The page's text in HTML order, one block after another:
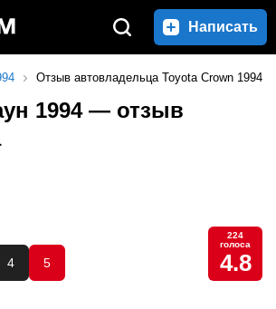
Написать
Отзыв автовладельца Toyota Crown 1994
1994— отзыв
4 5
224
голоса
4.8